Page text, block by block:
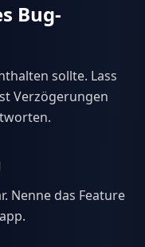
Bug-
sollte. Lass
Verzögerungen
Nenne das Feature